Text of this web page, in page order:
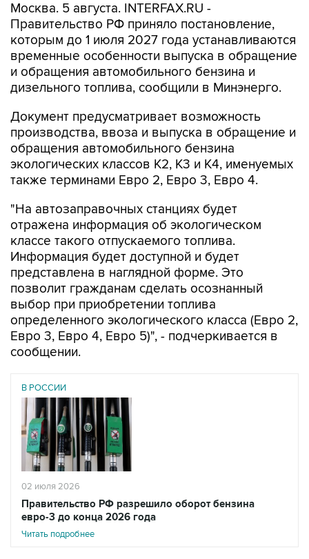
Москва. 5 августа. INTERFAX.RU -
Правительство РФ приняло постановление,
которым до 1 июля 2027 года устанавливаются
временные особенности выпуска в обращение
и обращения автомобильного бензина и
дизельного топлива, сообщили в Минэнерго.
Документ предусматривает возможность
производства, ввоза и выпуска в обращение и
обращения автомобильного бензина
экологических классов К2, К3 и К4, именуемых
также терминами Евро 2, Евро 3, Евро 4.
"На автозаправочных станциях будет
отражена информация об экологическом
классе такого отпускаемого топлива.
Информация будет доступной и будет
представлена в наглядной форме. Это
позволит гражданам сделать осознанный
выбор при приобретении топлива
определенного экологического класса (Евро 2,
Евро 3, Евро 4, Евро 5)", - подчеркивается в
сообщении.
В РОССИИ
02 июля 2026
Правительство РФ разрешило оборот бензина
евро-3 до конца 2026 года
Читать подробнее